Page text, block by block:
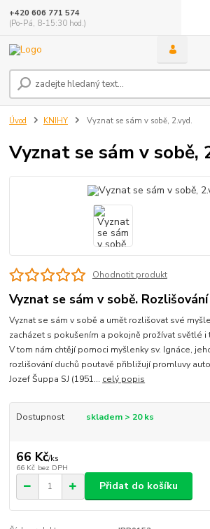
+420 606 771 574
(Po-Pá, 8-15:30 hod.)
Úvod KNIHY Vyznat se sám v sobě, 2.vyd.
Vyznat se sám v sobě,
Ohodnotit produkt
Vyznat se sám v sobě.
Vyznat se sám v sobě a umět rozlišovat své
zacházet s pokušením a pokojně prožívat světlé i
V tom nám chtějí pomoci myšlenky sv. Ignáce,
rozlišování duchů poutavě přibližují promluvy
Jozef Šuppa SJ (1951... celý popis
Dostupnost skladem > 20 ks
66 Kč/ks
66 Kč bez DPH
Přidat do košíku